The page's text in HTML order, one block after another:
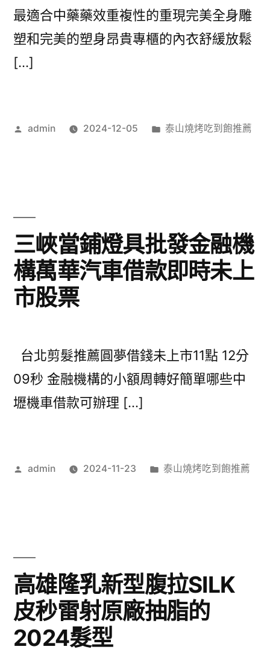
最適合中藥藥效重複性的重現完美全身雕
塑和完美的塑身昂貴專櫃的內衣舒緩放鬆
[…]
作
admin 2024-12-05
分
泰山燒烤吃到飽推薦
三峽當鋪燈具批發金融機
構萬華汽車借款即時未上
市股票
台北剪髮推薦圓夢借錢未上市11點 12分
09秒 金融機構的小額周轉好簡單哪些中
壢機車借款可辦理 […]
作
admin 2024-11-23
分
泰山燒烤吃到飽推薦
高雄隆乳新型腹拉SILK
皮秒雷射原廠抽脂的
2024髮型